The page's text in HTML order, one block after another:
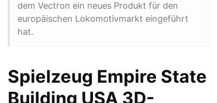
dem Vectron ein neues Produkt für den
europäischen Lokomotivmarkt eingeführt
hat.
Spielzeug Empire State
Building USA 3D-